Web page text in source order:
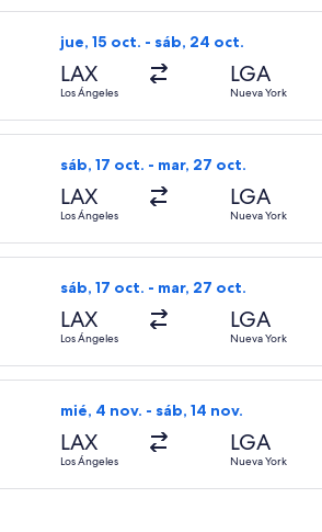
jue, 15 oct. - sáb, 24 oct.
LAX
Los Ángeles
LGA
Nueva York
Seleccionar vuelo de Frontier
sáb, 17 oct. - mar, 27 oct.
LAX
Los Ángeles
LGA
Nueva York
Seleccionar vuelo de United, con
sáb, 17 oct. - mar, 27 oct.
LAX
Los Ángeles
LGA
Nueva York
Seleccionar vuelo de Southwest
mié, 4 nov. - sáb, 14 nov.
LAX
Los Ángeles
LGA
Nueva York
Seleccionar vuelo de JetBlue